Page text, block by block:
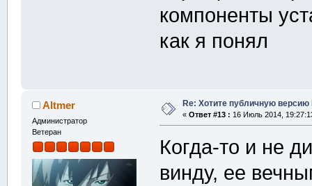
компоненты
как я понял
Altmer
Администратор
Ветеран
Re: Хотите публичную версию
« Ответ #13 : 16 Июль 2014,
Когда-то и не
винду, ее